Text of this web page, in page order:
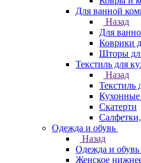
Для ванной
Назад
Для
Коврики
Шторы
Текстиль для
Назад
Текстиль
Кухонные
Скатерти
Одежда и обувь
Назад
Одежда и обувь
Женское